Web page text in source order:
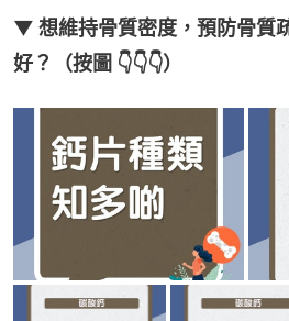
▼ 想維持骨質密度，預防骨質
好？（按圖 👇👇👇）